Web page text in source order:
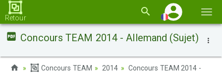
la
Retour
Concours TEAM 2014 - Allemand (Sujet)
Concours TEAM 2014
Concours TEAM 2014 -